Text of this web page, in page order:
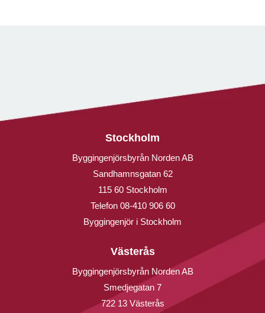
Stockholm
Byggingenjörsbyrån Norden AB
Sandhamnsgatan 62
115 60 Stockholm
Telefon 08-410 906 60
Byggingenjör i Stockholm
Västerås
Byggingenjörsbyrån Norden AB
Smedjegatan 7
722 13 Västerås